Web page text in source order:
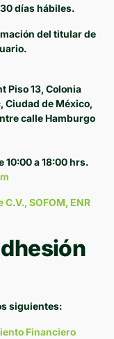
días hábiles.
del titular de
Piso 13, Colonia
Ciudad de México,
calle Hamburgo
10:00 a 18:00 hrs.
SOFOM, ENR
siguientes:
Financiero